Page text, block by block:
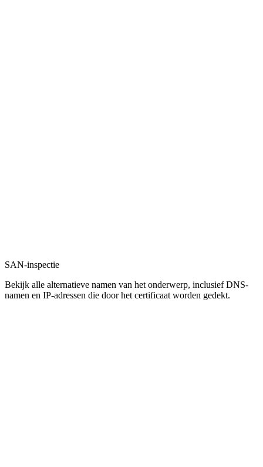
SAN-inspectie
Bekijk alle alternatieve namen van het onderwerp, inclusief DNS-
namen en IP-adressen die door het certificaat worden gedekt.